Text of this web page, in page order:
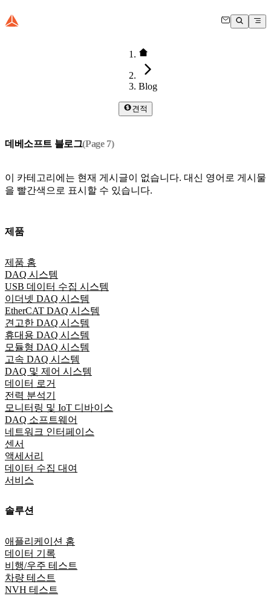
Blog
견적
데베소프트 블로그(Page 7)
이 카테고리에는 현재 게시글이 없습니다. 대신 영어로 게시물
을 빨간색으로 표시할 수 있습니다.
제품
제품 홈
DAQ 시스템
USB 데이터 수집 시스템
이더넷 DAQ 시스템
EtherCAT DAQ 시스템
견고한 DAQ 시스템
휴대용 DAQ 시스템
모듈형 DAQ 시스템
고속 DAQ 시스템
DAQ 및 제어 시스템
데이터 로거
전력 분석기
모니터링 및 IoT 디바이스
DAQ 소프트웨어
네트워크 인터페이스
센서
액세서리
데이터 수집 대여
서비스
솔루션
애플리케이션 홈
데이터 기록
비행/우주 테스트
차량 테스트
NVH 테스트